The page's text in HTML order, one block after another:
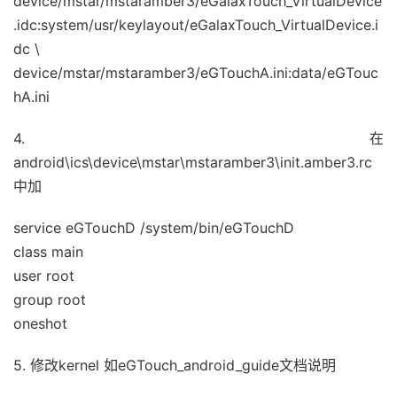
.idc:system/usr/keylayout/eGalaxTouch_VirtualDevice.i
dc \
device/mstar/mstaramber3/eGTouchA.ini:data/eGTouc
hA.ini
4. 在
android\ics\device\mstar\mstaramber3\init.amber3.rc
中加
service eGTouchD /system/bin/eGTouchD
class main
user root
group root
oneshot
5. 修改kernel 如eGTouch_android_guide文档说明